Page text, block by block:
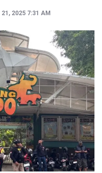
21, 2025 7:31 AM